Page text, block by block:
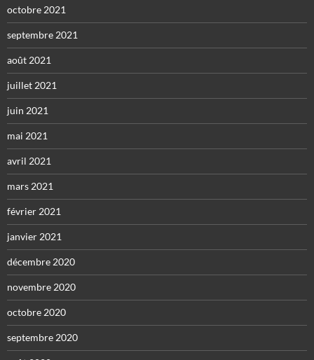
octobre 2021
septembre 2021
août 2021
juillet 2021
juin 2021
mai 2021
avril 2021
mars 2021
février 2021
janvier 2021
décembre 2020
novembre 2020
octobre 2020
septembre 2020